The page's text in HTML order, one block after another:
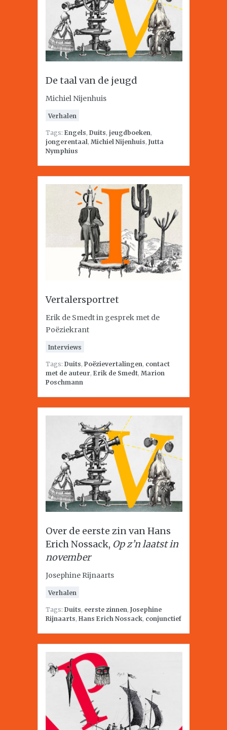
De taal van de jeugd
Michiel Nijenhuis
Verhalen
Tags: Engels, Duits, jeugdboeken,
jongerentaal, Michiel Nijenhuis, Jutta
Nymphius
Vertalersportret
Erik de Smedt in gesprek met de
Poëziekrant
Interviews
Tags: Duits, Poëzievertalingen, contact
met de auteur, Erik de Smedt, Marion
Poschmann
Over de eerste zin van Hans
Erich Nossack, Op z’n laatst in
november
Josephine Rijnaarts
Verhalen
Tags: Duits, eerste zinnen, Josephine
Rijnaarts, Hans Erich Nossack, conjunctief